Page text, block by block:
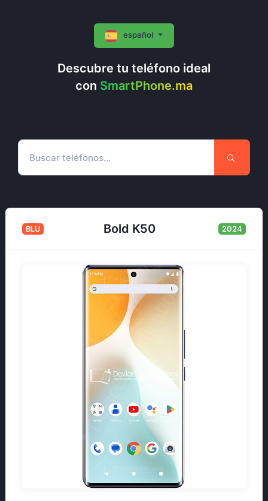
Descubre tu teléfono ideal
con SmartPhone.ma
español
BLU Bold K50 2024